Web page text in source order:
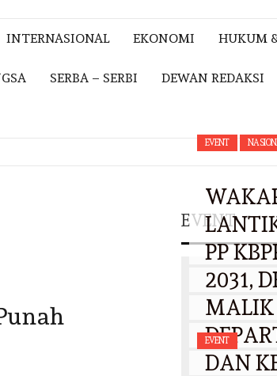
INTERNASIONAL EKONOMI HUKUM
SERBA – SERBI DEWAN REDAKSI
EVENT
EVENT
PP
2031,
DAN
EVENT